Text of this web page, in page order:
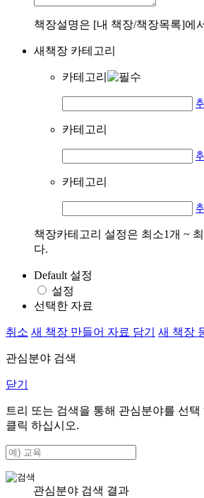
책장설명은 [내 책장/책장목록]에
새책장 카테고리
카테고리
카테고리
카테고리
책장카테고리 설정은 최소1개 ~
다.
Default 설정
설정
선택한 자료
취소 새 책장 만들어 자료 담기 새 책장
관심분야 검색
닫기
트리 또는 검색을 통해 관심분야를 선택
클릭 하십시오.
관심분야 검색 결과